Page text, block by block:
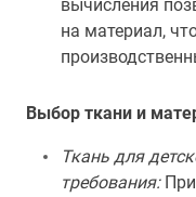
вычисления
на материал,
Выбор ткани и
Ткань для
требования:При